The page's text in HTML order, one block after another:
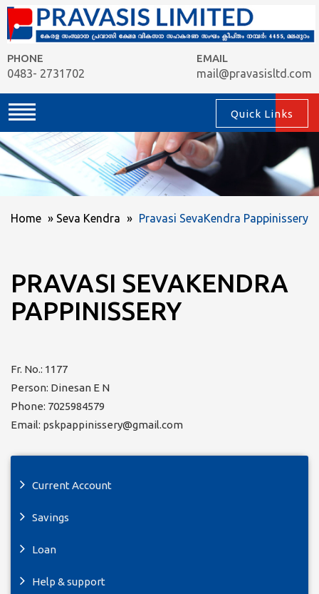
PHONE
0483- 2731702
EMAIL
mail@pravasisltd.com
Quick Links
Home » Seva Kendra » Pravasi SevaKendra Pappinissery
PRAVASI SEVAKENDRA
PAPPINISSERY
Fr. No.: 1177
Person: Dinesan E N
Phone: 7025984579
Email: pskpappinissery@gmail.com
Current Account
Savings
Loan
Help & support